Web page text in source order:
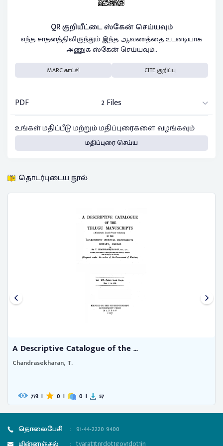
QR குறியீட்டை ஸ்கேன் செய்யவும்
எந்த சாதனத்திலிருந்தும் இந்த ஆவணத்தை உடனடியாக
அணுக ஸ்கேன் செய்யவும்..
MARC காட்சி CITE குறிப்பு
PDF
2 Files
உங்கள் மதிப்பீடு மற்றும் மதிப்புரைகளை வழங்கவும்
மதிப்புரை செய்ய
தொடர்புடைய நூல்
A Descriptive Catalogue of the ...
Chandrasekharan, T.
773 | 0 | 0 | 57
தொலைபேசி : 91-44-2220 9400